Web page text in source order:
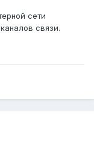
сети
связи.